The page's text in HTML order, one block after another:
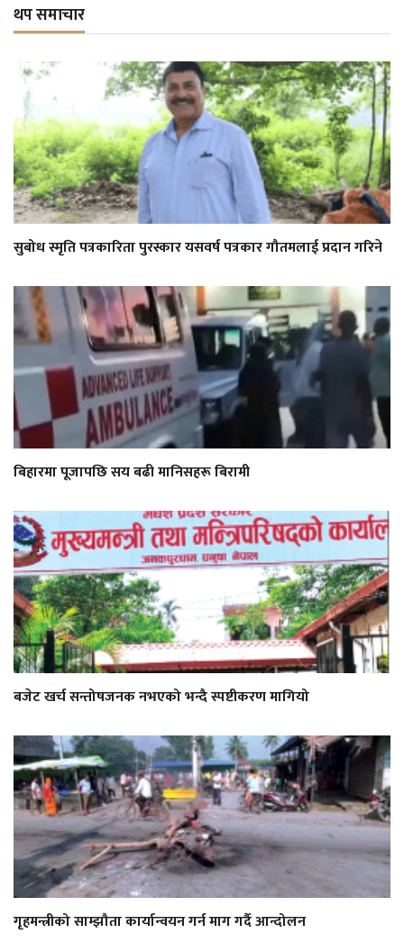
थप समाचार
सुबोध स्मृति पत्रकारिता पुरस्कार यसवर्ष पत्रकार गौतमलाई प्रदान गरिने
बिहारमा पूजापछि सय बढी मानिसहरू बिरामी
बजेट खर्च सन्तोषजनक नभएको भन्दै स्पष्टीकरण मागियो
गृहमन्त्रीको साम्झौता कार्यान्वयन गर्न माग गर्दै आन्दोलन